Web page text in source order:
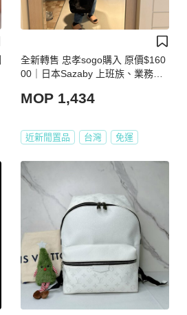
全新轉售 忠孝sogo購入 原價$160
00｜日本Sazaby 上班族、業務、
背 兩用包
MOP 1,434
近新閒置品 台灣 免運